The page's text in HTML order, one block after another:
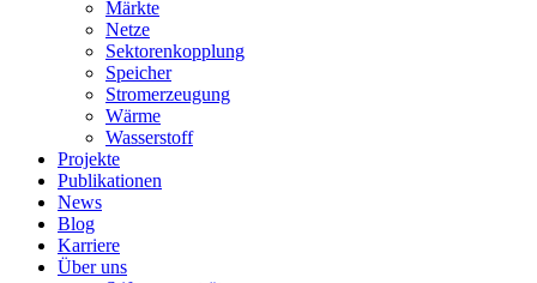
Märkte
Netze
Sektorenkopplung
Speicher
Stromerzeugung
Wärme
Wasserstoff
Projekte
Publikationen
News
Blog
Karriere
Über uns